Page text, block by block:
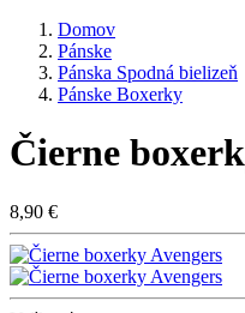
Domov
Pánske
Pánska Spodná bielizeň
Pánske Boxerky
Čierne
8,90 €